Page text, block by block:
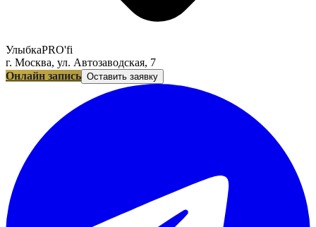
УлыбкаPRO'fi
г. Москва, ул. Автозаводская, 7
Онлайн запись Оставить заявку